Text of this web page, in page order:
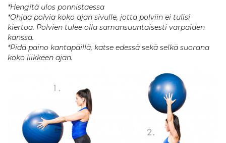
*Hengitä ulos ponnistaessa
*Ohjaa polvia koko ajan sivulle, jotta polviin ei tulisi
kiertoa. Polvien tulee olla samansuuntaisesti varpaiden
kanssa.
*Pidä paino kantapäillä, katse edessä sekä selkä suorana
koko liikkeen ajan.